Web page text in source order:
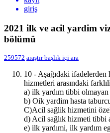
giriş
2021 ilk ve acil yardim
bölümü
259572 araştırbaşlık içi ara
10 - Aşağıdaki
hizmetleri arasındaki
a) ilk yardım tibbi olmayan
b) Oik yardim hasta
C)Acil sağlik hizmetini
d) Acil sağlık hizmeti tibbi
e) ilk yardımi, ilk yardım